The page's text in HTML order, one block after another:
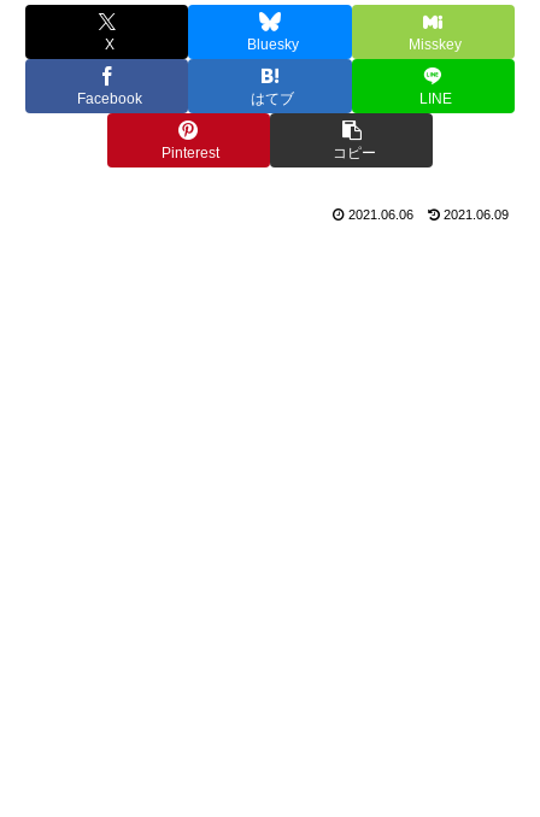
X Bluesky Misskey
Facebook はてブ LINE
Pinterest コピー
2021.06.06 2021.06.09